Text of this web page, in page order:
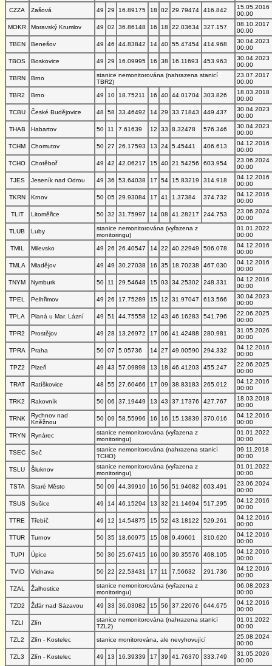
CZZA Zašová 49 29 16.89175 18 02 29.79474 416.842
15.05.2016
00:00
MOKR
Moravský Krumlov 49 02 36.86148 16 18 22.03634 327.157
08.10.2017
00:00
TBEN
Benešov 49 46 44.83842 14 40 55.47454 414.968
30.04.2023
00:00
TBOS
Boskovice 49 29 16.09995 16 38 16.11693 453.963
30.04.2023
00:00
TBRN
Brno
stanice nemonitorována (nahrazena stanicí
TBR2)
23.07.2017
00:00
TBR2
Brno 49 10 18.75211 16 40 44.01704 303.826
18.03.2018
00:00
TCBU
České Budějovice 48 58 33.46492 14 29 33.71843 449.437
30.04.2023
00:00
THAB
Habartov 50 11 7.61639 12 33 8.32478 576.346
30.04.2023
00:00
TCHM
Chomutov 50 27 26.17593 13 24 5.45441 406.613
04.12.2016
00:00
TCHO
Chotěboř 49 42 42.06217 15 40 21.54256 603.954
23.06.2024
00:00
TJES
Jeseník nad Odrou 49 36 53.64038 17 54 15.83219 314.918
04.12.2016
00:00
TKRN
Krnov 50 05 29.93084 17 41 1.37384 374.732
04.12.2016
00:00
TLIT
Litoměřice 50 32 31.75997 14 08 41.28217 244.753
23.06.2024
00:00
TLUB
Luby
stanice nemonitorována (vyřazena z
monitoringu)
01.01.2022
00:00
TMIL
Milevsko 49 26 26.40547 14 22 40.22949 506.078
04.12.2016
00:00
TMLA
Mladějov 49 49 30.27038 16 35 18.70238 467.030
04.12.2016
00:00
TNYM
Nymburk 50 11 29.54648 15 03 34.25302 248.331
04.12.2016
00:00
TPEL
Pelhřimov 49 26 17.75289 15 12 31.97047 613.566
30.04.2023
00:00
TPLA
Planá u Mar. Lázní 49 51 44.75558 12 43 46.16283 541.796
22.06.2025
00:00
TPR2
Prostějov 49 28 13.26972 17 06 41.42488 280.981
31.05.2026
00:00
TPRA
Praha 50 07 5.05736 14 27 49.00590 294.332
04.12.2016
00:00
TPZ2
Plzeň 49 43 57.09898 13 18 46.41203 455.247
22.06.2025
00:00
TRAT
Ratíškovice 48 55 27.60466 17 09 38.83183 265.012
04.12.2016
00:00
TRK2
Rakovník 50 06 37.19449 13 43 37.17376 427.767
18.03.2018
00:00
TRNK
Rychnov nad
Kněžnou
50 09 58.55996 16 16 15.13839 370.016
04.12.2016
00:00
TRYN
Rynárec
stanice nemonitorována (vyřazena z
monitoringu)
01.01.2022
00:00
TSEC
Seč
stanice nemonitorována (nahrazena stanicí
TCHO)
09.11.2018
00:00
TSLU
Šluknov
stanice nemonitorována (vyřazena z
monitoringu)
01.01.2022
00:00
TSTA
Staré Město 50 09 44.39910 16 56 51.94082 603.491
23.06.2024
00:00
TSUS
Sušice 49 14 46.15294 13 32 21.14694 517.295
04.12.2016
00:00
TTRE
Třebíč 49 12 14.54875 15 52 43.18122 529.261
04.12.2016
00:00
TTUR
Turnov 50 35 18.60975 15 08 9.49601 310.620
04.12.2016
00:00
TUPI
Úpice 50 30 25.67415 16 00 39.35576 468.105
04.12.2016
00:00
TVID
Vidnava 50 22 22.53431 17 11 7.56632 291.736
04.12.2016
00:00
TZAL
Žalhostice
stanice nemonitorována (vyřazena z
monitoringu)
06.08.2023
00:00
TZD2
Žďár nad Sázavou 49 33 36.03082 15 56 37.22076 644.675
04.12.2016
00:00
TZLI
Zlín
stanice nemonitorována (nahrazena stanicí
TZL2)
01.01.2022
00:00
TZL2
Zlín - Kostelec stanice monitorována, ale nevyhovující
25.08.2024
00:00
TZL3
Zlín - Kostelec 49 13 16.39339 17 39 41.76370 333.749
31.05.2026
00:00